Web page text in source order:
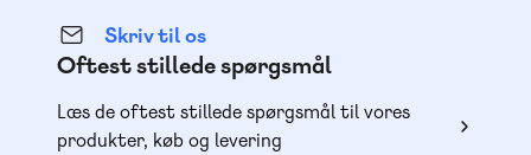
Skriv til os
Oftest stillede spørgsmål
Læs de oftest stillede spørgsmål til vores
produkter, køb og levering